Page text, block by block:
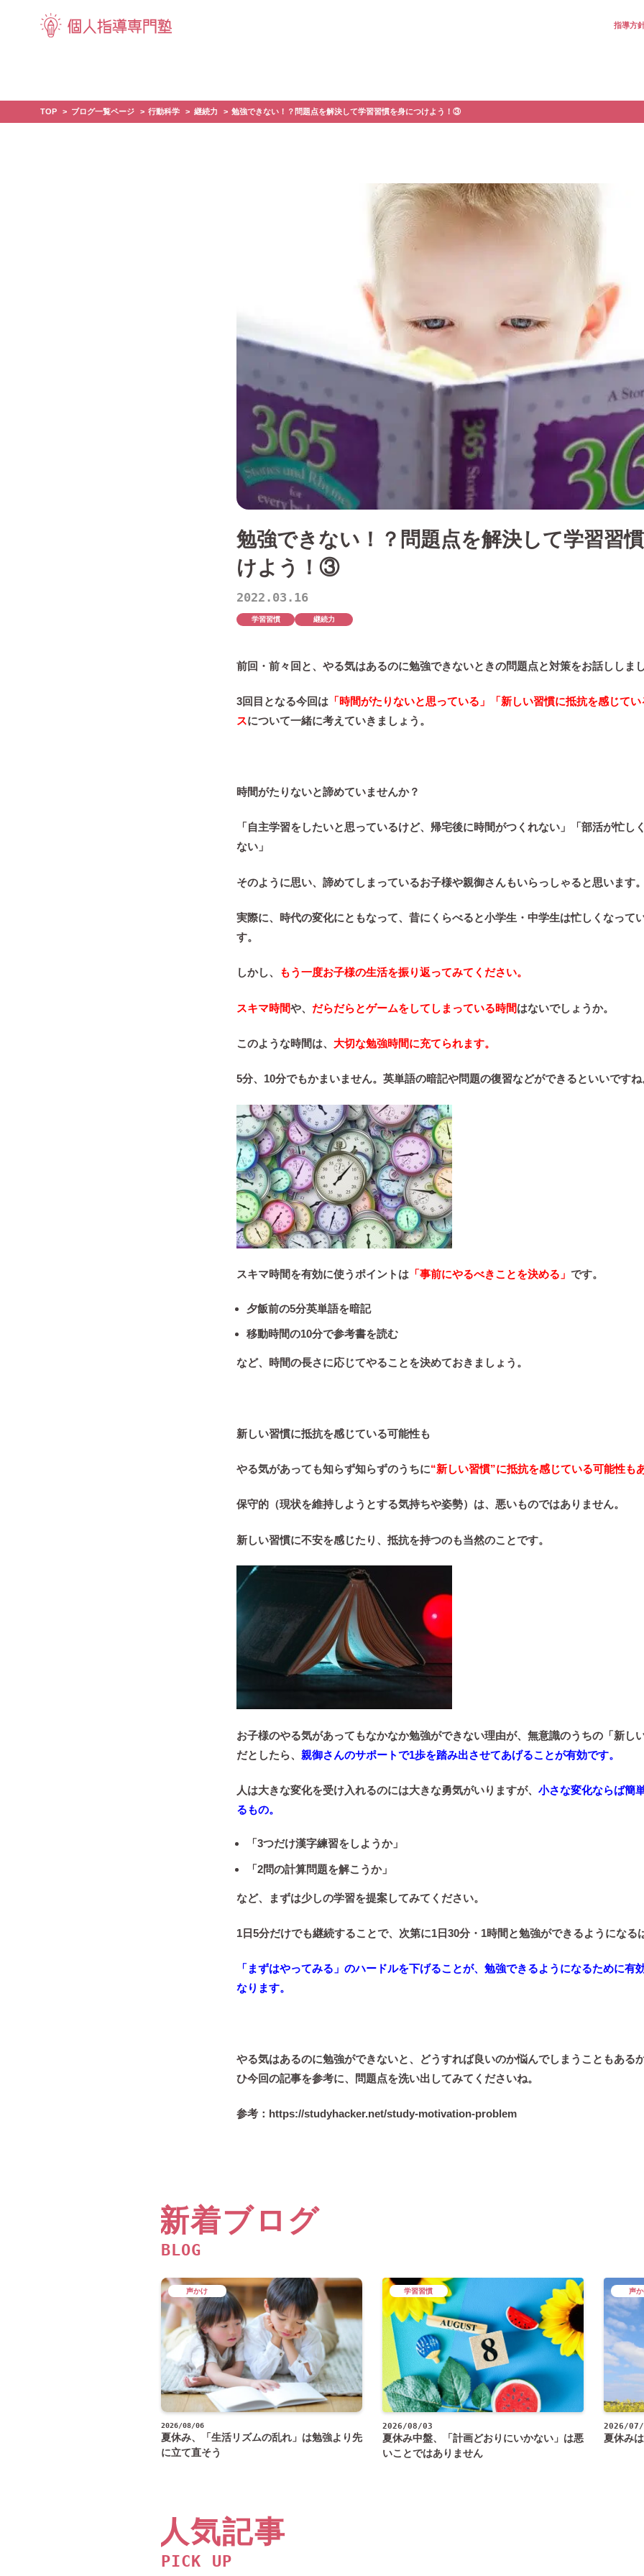
指導方
TOP ブログ一覧ページ 行動科学 継続力 勉強できない！？問題点を解決して学習習慣を身につけよう！③
勉強できない！？問題点を解決して学習習
けよう！③
2022.03.16
学習習慣 継続力
前回・前々回と、やる気はあるのに勉強できないときの問題点と対策をお話ししまし
3回目となる今回は 「時間がたりないと思っている」「新しい習慣に抵抗を感じて
スについて一緒に考えていきましょう。
時間がたりないと諦めていませんか？
「自主学習をしたいと思っているけど、帰宅後に時間がつくれない」「部活が忙し
ない」
そのように思い、諦めてしまっているお子様や親御さんもいらっしゃると思います。
実際に、時代の変化にともなって、昔にくらべると小学生・中学生は忙しくなって
す。
しかし、 もう一度お子様の生活を振り返ってみてください。
スキマ時間や、 だらだらとゲームをしてしまっている時間はないでしょうか。
このような時間は、 大切な勉強時間に充てられます。
5分、10分でもかまいません。英単語の暗記や問題の復習などができるといいですね
スキマ時間を有効に使うポイントは 「事前にやるべきことを決める」 です。
夕飯前の5分英単語を暗記
移動時間の10分で参考書を読む
など、時間の長さに応じてやることを決めておきましょう。
新しい習慣に抵抗を感じている可能性も
やる気があっても知らず知らずのうちに“新しい習慣”に抵抗を感じている可能性も
保守的（現状を維持しようとする気持ちや姿勢）は、悪いものではありません。
新しい習慣に不安を感じたり、抵抗を持つのも当然のことです。
お子様のやる気があってもなかなか勉強ができない理由が、無意識のうちの「新し
だとしたら、 親御さんのサポートで1歩を踏み出させてあげることが有効です。
人は大きな変化を受け入れるのには大きな勇気がいりますが、 小さな変化ならば簡
るもの。
「3つだけ漢字練習をしようか」
「2問の計算問題を解こうか」
など、まずは少しの学習を提案してみてください。
1日5分だけでも継続することで、次第に1日30分・1時間と勉強ができるようになる
「まずはやってみる」のハードルを下げることが、勉強できるようになるために有
なります。
やる気はあるのに勉強ができないと、どうすれば良いのか悩んでしまうこともある
ひ今回の記事を参考に、問題点を洗い出してみてくださいね。
参考：https://studyhacker.net/study-motivation-problem
新着ブログ
BLOG
2026/08/06
夏休み、「生活リズムの乱れ」は勉強より先
に立て直そう
声かけ
2026/08/03
夏休み中盤、「計画どおりにいかない」は悪
いことではありません
学習習慣
2026/07/
夏休み
声
人気記事
PICK UP